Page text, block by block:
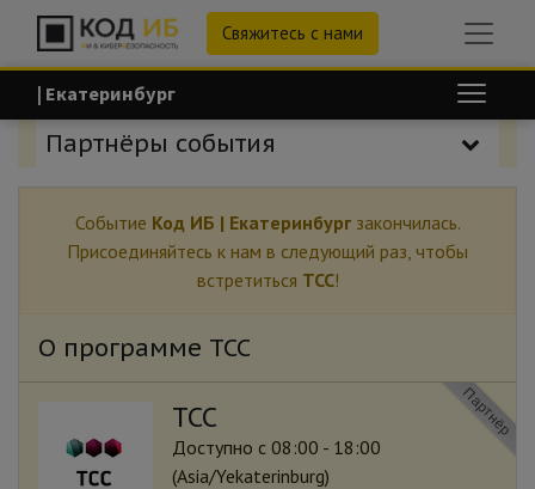
Свяжитесь с нами
| Екатеринбург
Партнёры события
Событие Код ИБ | Екатеринбургзакончилась.
Присоединяйтесь к нам в следующий раз, чтобы
встретиться ТСС!
О программе ТСС
ТСС Партнёр
Доступно с 08:00 - 18:00
(Asia/Yekaterinburg)